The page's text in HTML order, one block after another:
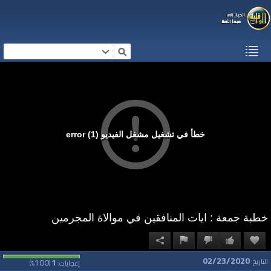
خطأ في تشغيل مشغل الفيديو (1) error
خطبة جمعة : ايات المنافقين في موالاة المجرمين
إعجابات:1
(
100
%) التاريخ:02/23/2020